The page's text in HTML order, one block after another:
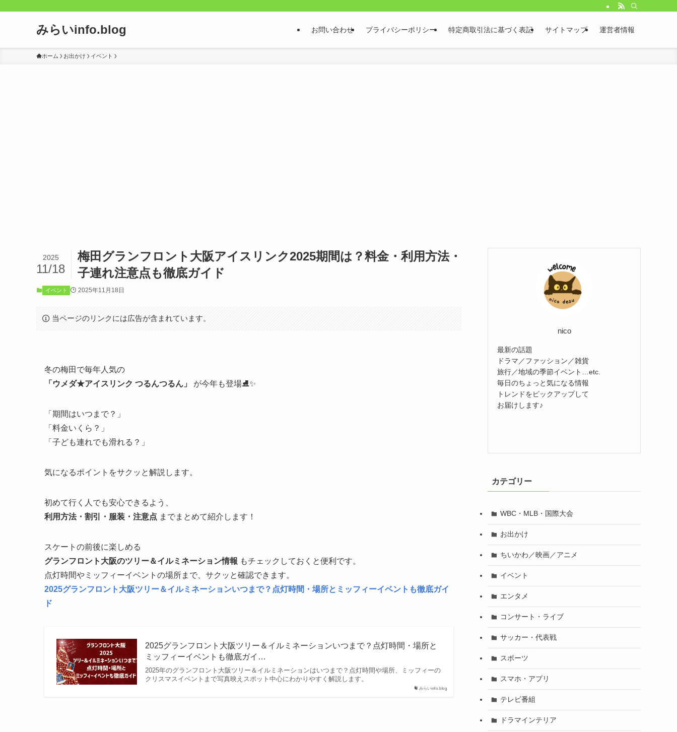
みらいinfo.blog お問い合わせ プライバシーポリシー 特定商取引法に基づく表記 サイトマップ 運営者情報
ホーム お出かけ イベント
梅田グランフロント大阪アイスリンク2025期間は？料金・利用方法・
子連れ注意点も徹底ガイド
2025
11/18
イベント 2025年11月18日
当ページのリンクには広告が含まれています。
冬の梅田で毎年人気の
「ウメダ★アイスリンク つるんつるん」
が今年も登場⛸️✨
「期間はいつまで？」
「料金いくら？」
「子ども連れでも滑れる？」
気になるポイントをサクッと解説します。
初めて行く人でも安心できるよう、
利用方法・割引・服装・注意点 までまとめて紹介します！
スケートの前後に楽しめる
グランフロント大阪のツリー＆イルミネーション情報 もチェックしておくと便利です。
点灯時間やミッフィーイベントの場所まで、サクッと確認できます。
2025グランフロント大阪ツリー＆イルミネーションいつまで？点灯時間・場所とミッフィーイベントも徹底ガイ
ド
みらいinfo.blog
2025グランフロント大阪ツリー＆イルミネーションいつまで？点灯時間・場所と
ミッフィーイベントも徹底ガイ…
2025年のグランフロント大阪ツリー＆イルミネーションはいつまで？点灯時間や場所、ミッフィーの
クリスマスイベントまで写真映えスポット中心にわかりやすく解説します。
nico
最新の話題
ドラマ／ファッション／雑貨
旅行／地域の季節イベント…etc.
毎日のちょっと気になる情報
トレンドをピックアップして
お届けします♪
カテゴリー
WBC・MLB・国際大会
お出かけ
ちいかわ／映画／アニメ
イベント
エンタメ
コンサート・ライブ
サッカー・代表戦
スポーツ
スマホ・アプリ
テレビ番組
ドラマインテリア